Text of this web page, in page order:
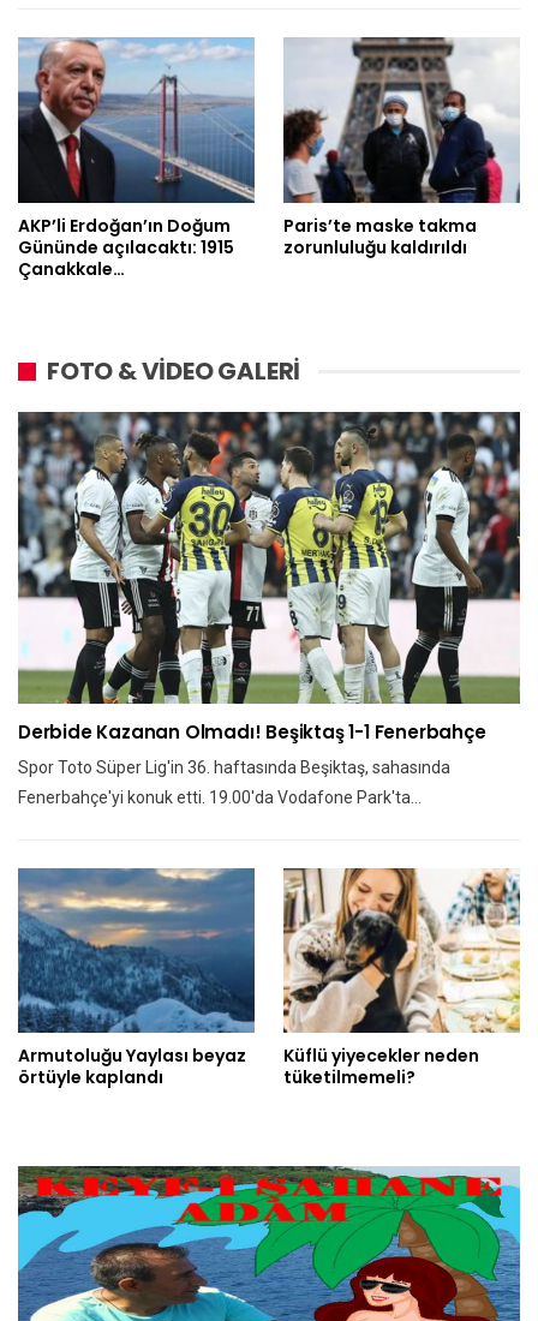
AKP’li Erdoğan’ın Doğum
Gününde açılacaktı: 1915
Çanakkale…
Paris’te maske takma
zorunluluğu kaldırıldı
FOTO & VİDEO GALERİ
Derbide Kazanan Olmadı! Beşiktaş 1-1 Fenerbahçe
Spor Toto Süper Lig'in 36. haftasında Beşiktaş, sahasında
Fenerbahçe'yi konuk etti. 19.00'da Vodafone Park'ta…
Armutoluğu Yaylası beyaz
örtüyle kaplandı
Küflü yiyecekler neden
tüketilmemeli?